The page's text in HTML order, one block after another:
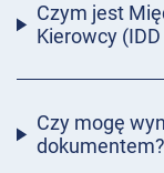
Czym jest
Kierowcy
Czy mogę
dokumentem?